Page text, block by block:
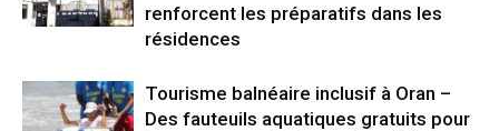
renforcent les préparatifs dans les
résidences
Tourisme balnéaire inclusif à Oran –
Des fauteuils aquatiques gratuits pour